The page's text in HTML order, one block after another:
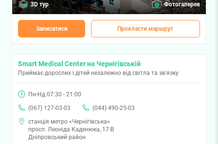
3D тур Фотогалерея
Записатися Прокласти маршрут
Smart Medical Center на Чернігівській
Приймає дорослих і дітей незалежно від світла та зв'язку
Пн-Нд 07:30 - 21:00
(067) 127-03-03
(044) 490-25-03
станція метро «Чернігівська»
просп. Леоніда Каденюка, 17-В
Дніпровський район